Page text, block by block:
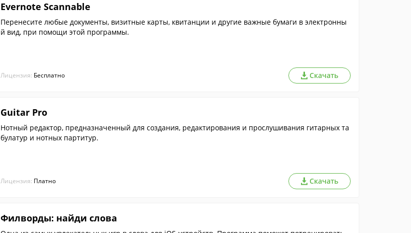
Evernote Scannable
Перенесите любые документы, визитные карты, квитанции и другие важные бумаги в электронны
й вид, при помощи этой программы.
Лицензия: Бесплатно Скачать
Guitar Pro
Нотный редактор, предназначенный для создания, редактирования и прослушивания гитарных та
булатур и нотных партитур.
Лицензия: Платно Скачать
Филворды: найди слова